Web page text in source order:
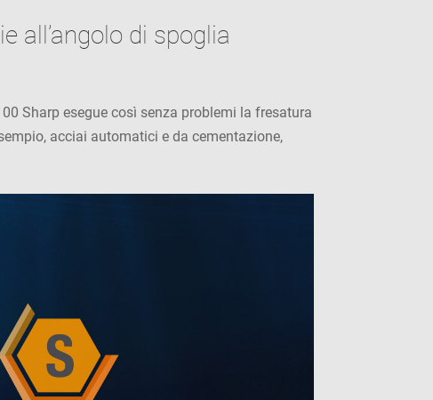
all’angolo di spoglia
Sharp esegue così senza problemi la fresatura
acciai automatici e da cementazione,